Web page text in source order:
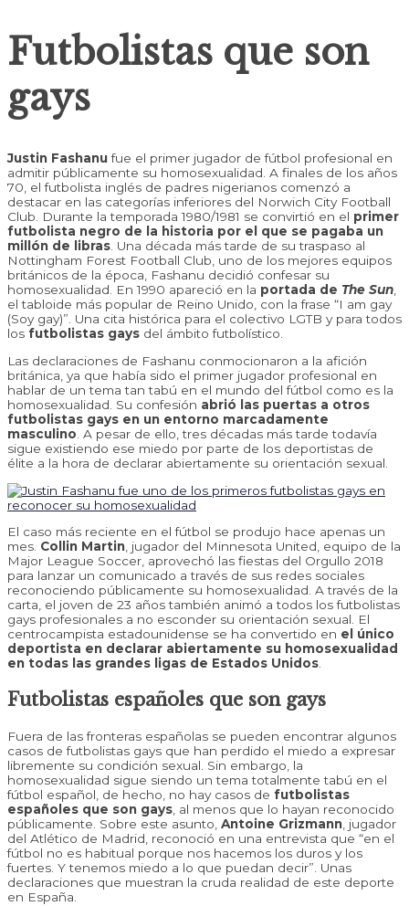
Futbolistas que son
gays
Justin Fashanufue el primer jugador de fútbol profesional en
admitir públicamente su homosexualidad. A finales de los años
70, el futbolista inglés de padres nigerianos comenzó a
destacar en las categorías inferiores del Norwich City Football
Club. Durante la temporada 1980/1981 se convirtió en el primer
futbolista negro de la historia por el que se pagaba un
millón de libras . Una década más tarde de su traspaso al
Nottingham Forest Football Club, uno de los mejores equipos
británicos de la época, Fashanu decidió confesar su
homosexualidad. En 1990 apareció en la portada de The Sun
el tabloide más popular de Reino Unido, con la frase “I am gay
(Soy gay)”. Una cita histórica para el colectivo LGTB y para todos
los futbolistas gays del ámbito futbolístico.
Las declaraciones de Fashanu conmocionaron a la afición
británica, ya que había sido el primer jugador profesional en
hablar de un tema tan tabú en el mundo del fútbol como es la
homosexualidad. Su confesión abrió las puertas a otros
futbolistas gays en un entorno marcadamente
masculino . A pesar de ello, tres décadas más tarde todavía
sigue existiendo ese miedo por parte de los deportistas de
élite a la hora de declarar abiertamente su orientación sexual.
El caso más reciente en el fútbol se produjo hace apenas un
mes. Collin Martin , jugador del Minnesota United, equipo de la
Major League Soccer, aprovechó las fiestas del Orgullo 2018
para lanzar un comunicado a través de sus redes sociales
reconociendo públicamente su homosexualidad. A través de la
carta, el joven de 23 años también animó a todos los futbolistas
gays profesionales a no esconder su orientación sexual. El
centrocampista estadounidense se ha convertido en el único
deportista en declarar abiertamente su homosexualidad
en todas las grandes ligas de Estados Unidos
Futbolistas españoles que son gays
Fuera de las fronteras españolas se pueden encontrar algunos
casos de futbolistas gays que han perdido el miedo a expresar
libremente su condición sexual. Sin embargo, la
homosexualidad sigue siendo un tema totalmente tabú en el
fútbol español, de hecho, no hay casos de futbolistas
españoles que son gays , al menos que lo hayan reconocido
públicamente. Sobre este asunto, Antoine Grizmann , jugador
del Atlético de Madrid, reconoció en una entrevista que “en el
fútbol no es habitual porque nos hacemos los duros y los
fuertes. Y tenemos miedo a lo que puedan decir”. Unas
declaraciones que muestran la cruda realidad de este deporte
en España.